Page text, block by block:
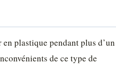
plastique pendant plus d’un
de ce type de